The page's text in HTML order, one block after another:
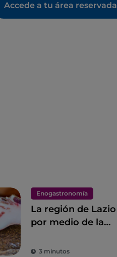
Accede a tu área reservada
Enogastronomía
La región de Lazio
por medio de la
Bonci
3 minutos